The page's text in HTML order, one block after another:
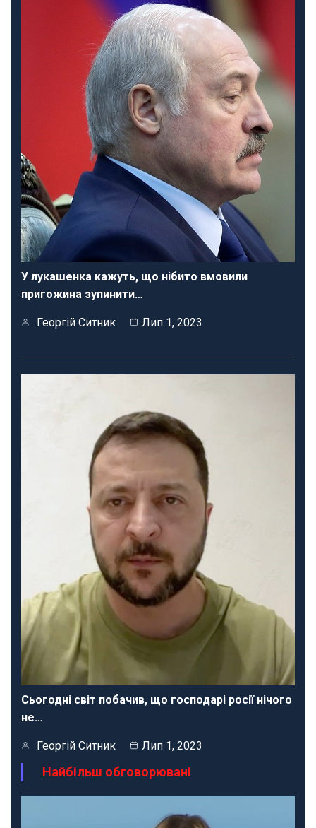
У лукашенка кажуть, що нібито вмовили
пригожина зупинити…
Георгій Ситник Лип 1, 2023
Сьогодні світ побачив, що господарі росії нічого
не…
Георгій Ситник Лип 1, 2023
Найбільш обговорювані